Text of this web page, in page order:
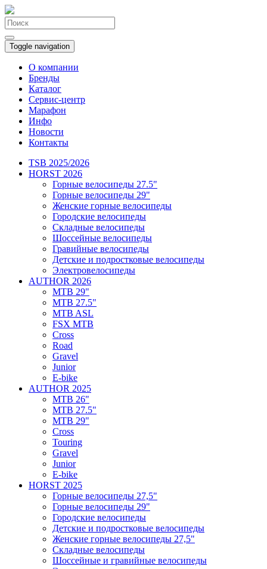
Toggle navigation
О компании
Бренды
Каталог
Сервис-центр
Марафон
Инфо
Новости
Контакты
TSB 2025/2026
HORST 2026
Горные велосипеды 27.5"
Горные велосипеды 29"
Женские горные велосипеды
Городские велосипеды
Складные велосипеды
Шоссейные велосипеды
Гравийные велосипеды
Детские и подростковые велосипеды
Электровелосипеды
AUTHOR 2026
MTB 29"
MTB 27.5"
MTB ASL
FSX MTB
Cross
Road
Gravel
Junior
E-bike
AUTHOR 2025
MTB 26"
MTB 27.5"
MTB 29"
Cross
Touring
Gravel
Junior
E-bike
HORST 2025
Горные велосипеды 27,5"
Горные велосипеды 29"
Городские велосипеды
Детские и подростковые велосипеды
Женские горные велосипеды 27,5"
Складные велосипеды
Шоссейные и гравийные велосипеды